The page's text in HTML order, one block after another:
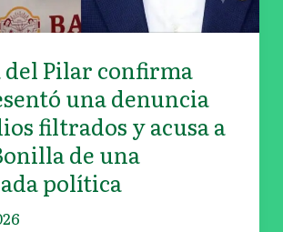
Pilar confirma
una denuncia
filtrados y acusa a
de una
política